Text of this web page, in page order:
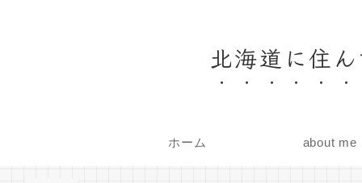
北海道に住
ホーム about me